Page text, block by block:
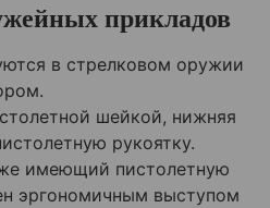
прикладов
в стрелковом оружии
шейкой, нижняя
рукоятку.
имеющий пистолетную
эргономичным выступом